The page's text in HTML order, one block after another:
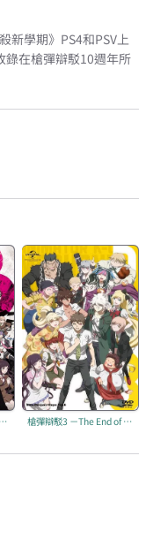
新學期》PS4和PSV上
錄在槍彈辯駁10週年所
槍彈辯駁3 －The End of 希望峰學園－ 絕望篇 槍彈辯駁3 －The End of 希望峰學園－ 希望篇